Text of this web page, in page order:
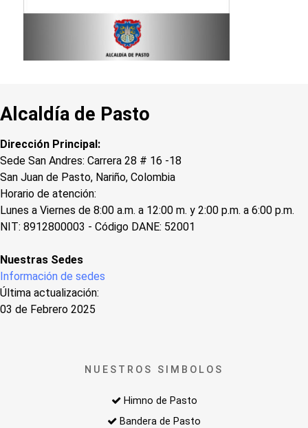
Alcaldía de Pasto
Dirección Principal:
Sede San Andres: Carrera 28 # 16 -18
San Juan de Pasto, Nariño, Colombia
Horario de atención:
Lunes a Viernes de 8:00 a.m. a 12:00 m. y 2:00 p.m. a 6:00 p.m.
NIT: 8912800003 - Código DANE: 52001
Nuestras Sedes
Información de sedes
Última actualización:
03 de Febrero 2025
NUESTROS SIMBOLOS
Himno de Pasto
Bandera de Pasto